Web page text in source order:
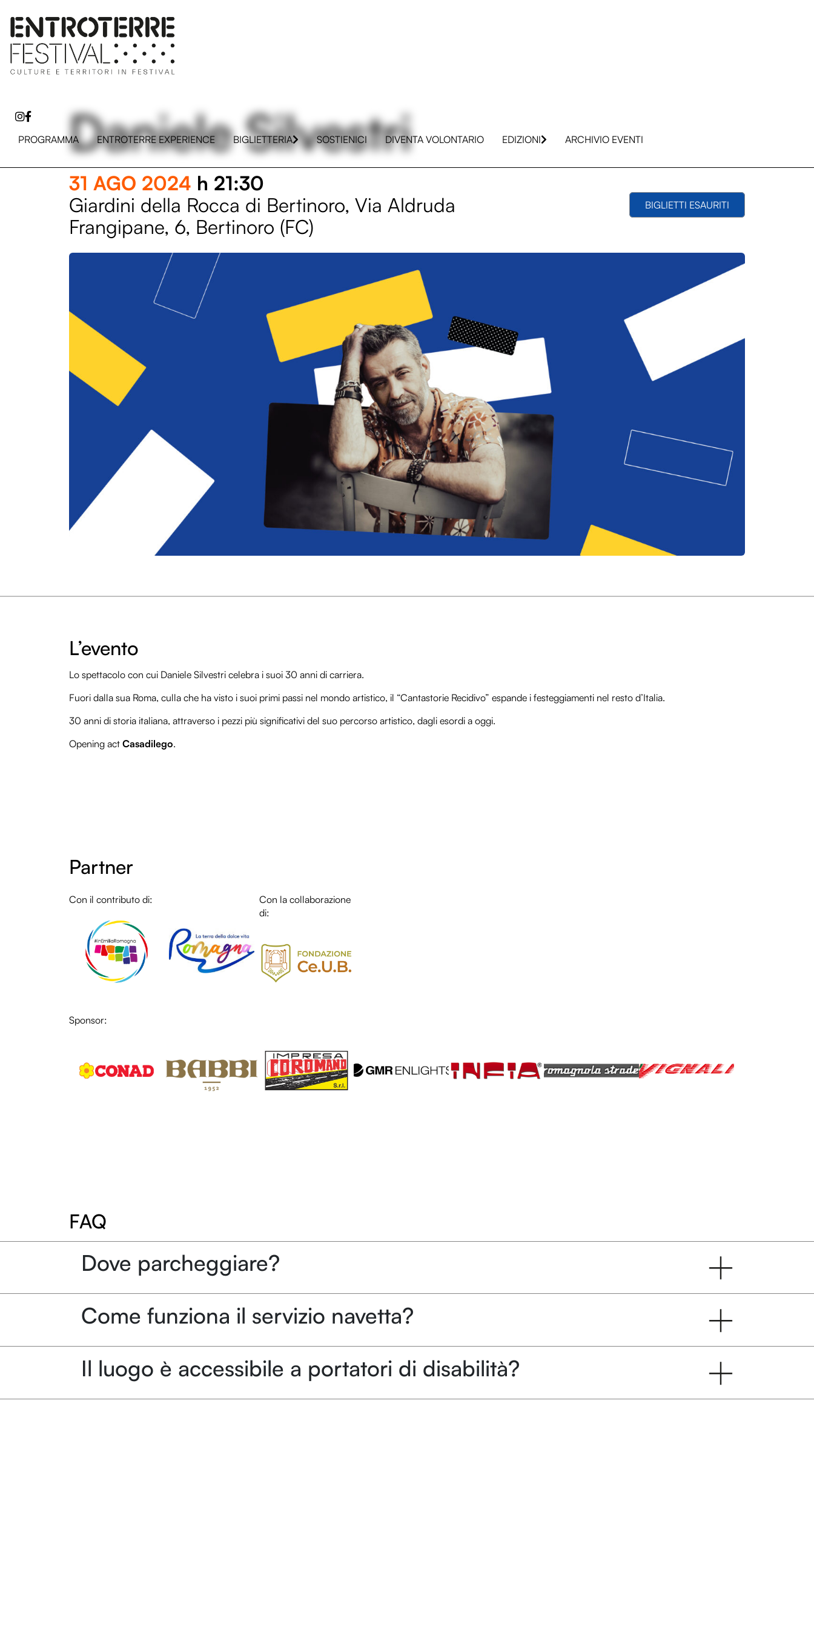
PROGRAMMA ENTROTERRE EXPERIENCE BIGLIETTERIA SOSTIENICI DIVENTA VOLONTARIO EDIZIONI ARCHIVIO EVENTI
Daniele Silvestri
31 AGO 2024 h 21:30
Giardini della Rocca di Bertinoro, Via Aldruda
Frangipane, 6, Bertinoro (FC)
BIGLIETTI ESAURITI
L’evento
Lo spettacolo con cui Daniele Silvestri celebra i suoi 30 anni di carriera.
Fuori dalla sua Roma, culla che ha visto i suoi primi passi nel mondo artistico, il “Cantastorie Recidivo” espande i festeggiamenti nel resto d’Italia.
30 anni di storia italiana, attraverso i pezzi più significativi del suo percorso artistico, dagli esordi a oggi.
Opening act Casadilego.
Partner
Con il contributo di:
Con la collaborazione
di:
Sponsor:
FAQ
Dove parcheggiare?
Come funziona il servizio navetta?
Il luogo è accessibile a portatori di disabilità?